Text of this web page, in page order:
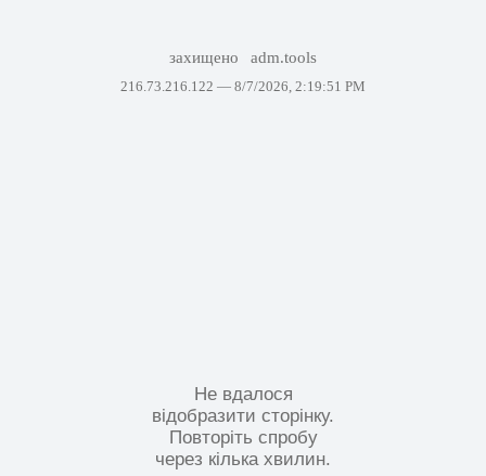
захищено adm.tools
216.73.216.122 — 8/7/2026, 2:19:51 PM
Не вдалося
відобразити сторінку.
Повторіть спробу
через кілька хвилин.